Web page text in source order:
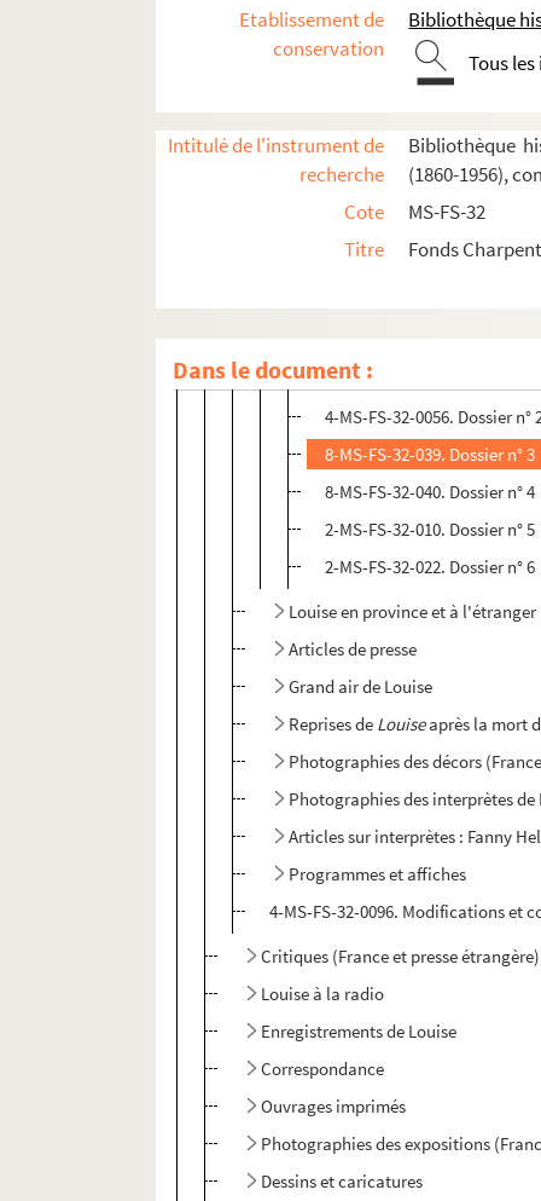
Etablissement de
conservation
Bibliothèque
Tous
Intitulé de l'instrument de
recherche
Bibliothèque
(1860-1956),
Cote
MS-FS-32
Titre
Fonds
Dans le document :
Louise (1900)
Composition et livret de Louise
Productions de
Louise
: généralités,
Création (première le 2 février
à l'Opéra-Comique (sauf
Représentations exceptionnelles de
4-MS-FS-32-0055. Dossier n°
4-MS-FS-32-0056. Dossier n°
8-MS-FS-32-039. Dossier n° 3
8-MS-FS-32-040. Dossier n° 4
2-MS-FS-32-010. Dossier n° 5
2-MS-FS-32-022. Dossier n° 6
Louise en province et à l'étranger
Articles de presse
Grand air de Louise
Reprises de Louiseaprès la mort
Photographies des décors
Photographies des interprètes de
Articles sur interprètes : Fanny
Programmes et affiches
4-MS-FS-32-0096. Modifications et
Critiques (France et presse
Louise à la radio
Enregistrements de Louise
Correspondance
Ouvrages imprimés
Photographies des expositions
Dessins et caricatures